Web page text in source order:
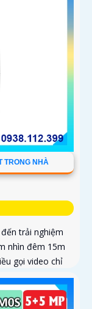
TRONG NHÀ
đến trải nghiệm
nhìn đêm 15m
gọi video chỉ